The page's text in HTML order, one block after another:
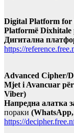
Digital Platform for
Platformë Dixhitale
Дигитална
https://
Advanced Cipher/
Mjet i Avancuar
Viber)
Напредна алатка
пораки
https://